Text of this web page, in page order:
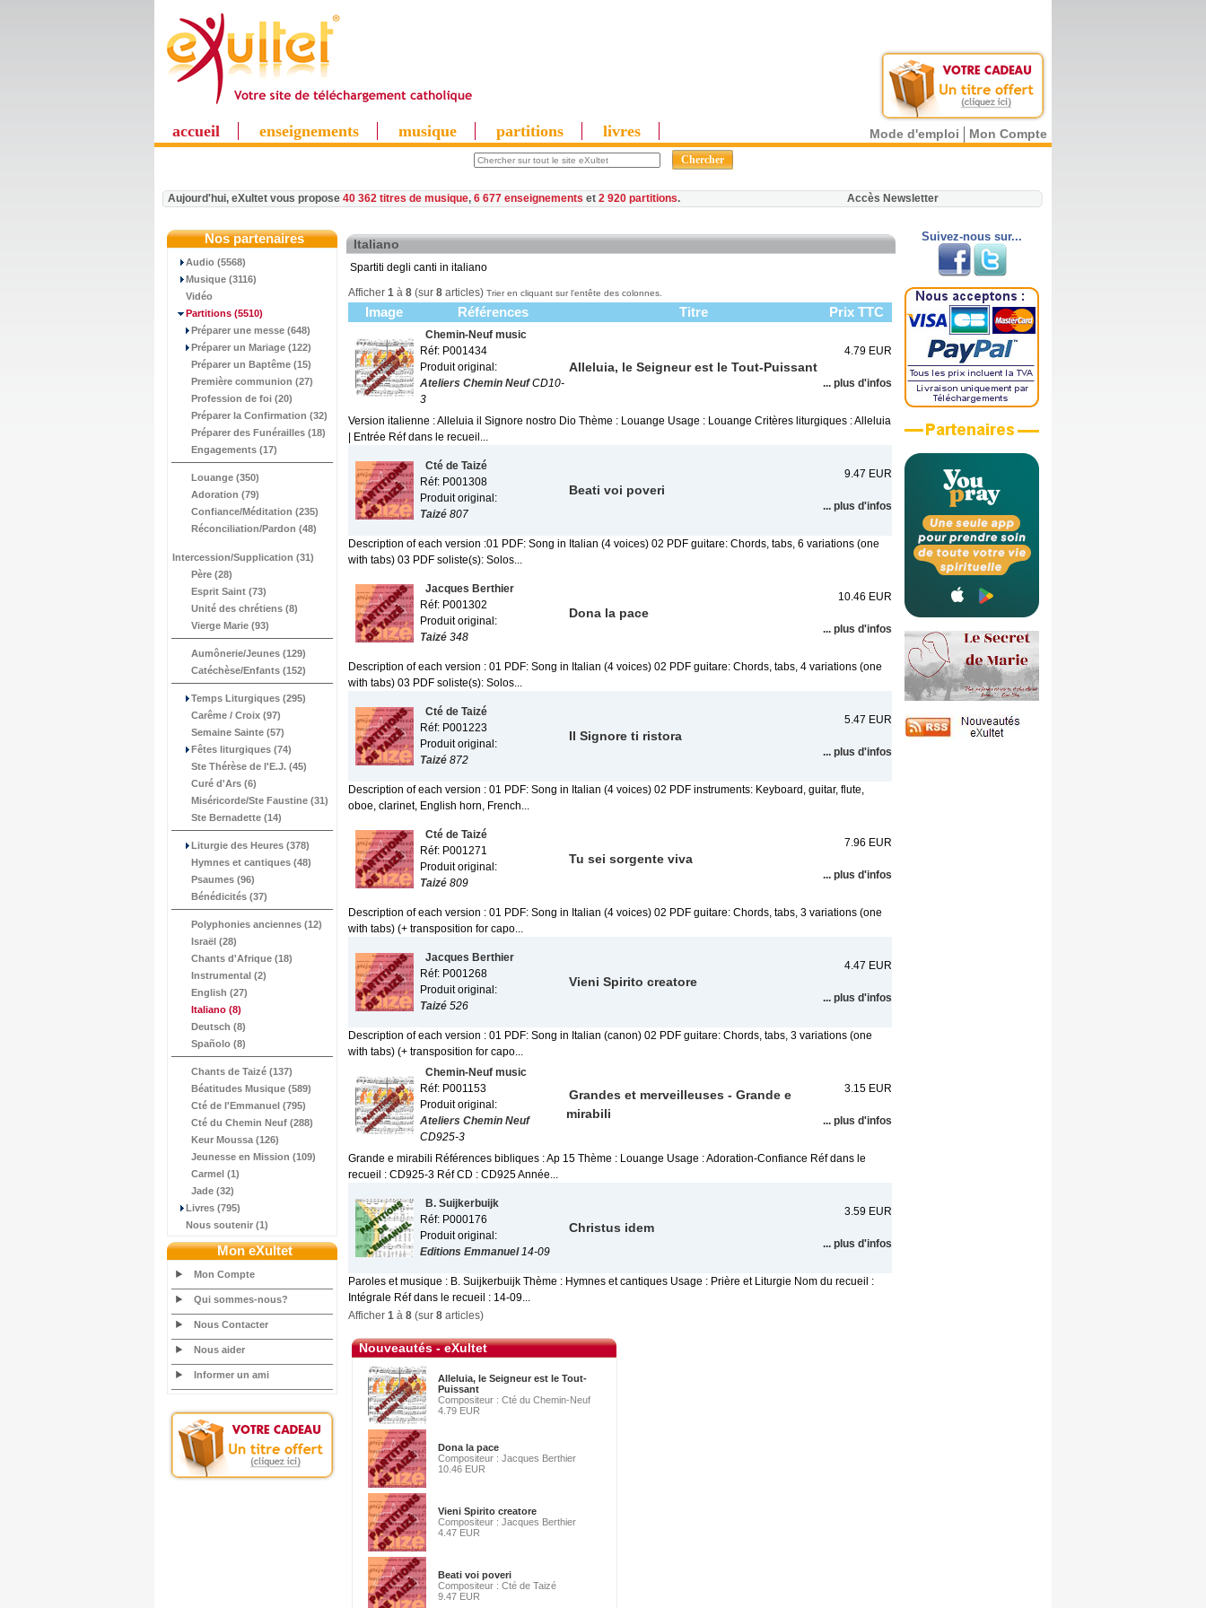
accueil enseignements musique partitions livres Mode d'emploi Mon Compte
Aujourd'hui, eXultet vous propose 40 362 titres de musique, 6 677 enseignements et 2 920 partitions. Accès Newsletter
Nos partenaires
Audio (5568)
Musique (3116)
Vidéo
Partitions (5510)
Préparer une messe (648)
Préparer un Mariage (122)
Préparer un Baptême (15)
Première communion (27)
Profession de foi (20)
Préparer la Confirmation (32)
Préparer des Funérailles (18)
Engagements (17)
Louange (350)
Adoration (79)
Confiance/Méditation (235)
Réconciliation/Pardon (48)
Intercession/Supplication (31)
Père (28)
Esprit Saint (73)
Unité des chrétiens (8)
Vierge Marie (93)
Aumônerie/Jeunes (129)
Catéchèse/Enfants (152)
Temps Liturgiques (295)
Carême / Croix (97)
Semaine Sainte (57)
Fêtes liturgiques (74)
Ste Thérèse de l'E.J. (45)
Curé d'Ars (6)
Miséricorde/Ste Faustine (31)
Ste Bernadette (14)
Liturgie des Heures (378)
Hymnes et cantiques (48)
Psaumes (96)
Bénédicités (37)
Polyphonies anciennes (12)
Israël (28)
Chants d'Afrique (18)
Instrumental (2)
English (27)
Italiano (8)
Deutsch (8)
Spañolo (8)
Chants de Taizé (137)
Béatitudes Musique (589)
Cté de l'Emmanuel (795)
Cté du Chemin Neuf (288)
Keur Moussa (126)
Jeunesse en Mission (109)
Carmel (1)
Jade (32)
Livres (795)
Nous soutenir (1)
Mon eXultet
Mon Compte
Qui sommes-nous?
Nous Contacter
Nous aider
Informer un ami
Italiano
Spartiti degli canti in italiano
Afficher 1 à 8 (sur 8 articles) Trier en cliquant sur l'entête des colonnes.
Image Références Titre Prix TTC
Chemin-Neuf music
Réf: P001434
Produit original:
Ateliers Chemin NeufCD10-
3
Alleluia, le Seigneur est le Tout-Puissant
4.79 EUR
... plus d'infos
Version italienne : Alleluia il Signore nostro Dio Thème : Louange Usage : Louange Critères liturgiques : Alleluia
| Entrée Réf dans le recueil...
Cté de Taizé
Réf: P001308
Produit original:
Taizé 807
Beati voi poveri
9.47 EUR
... plus d'infos
Description of each version :01 PDF: Song in Italian (4 voices) 02 PDF guitare: Chords, tabs, 6 variations (one
with tabs) 03 PDF soliste(s): Solos...
Jacques Berthier
Réf: P001302
Produit original:
Taizé 348
Dona la pace
10.46 EUR
... plus d'infos
Description of each version : 01 PDF: Song in Italian (4 voices) 02 PDF guitare: Chords, tabs, 4 variations (one
with tabs) 03 PDF soliste(s): Solos...
Cté de Taizé
Réf: P001223
Produit original:
Taizé 872
Il Signore ti ristora
5.47 EUR
... plus d'infos
Description of each version : 01 PDF: Song in Italian (4 voices) 02 PDF instruments: Keyboard, guitar, flute,
oboe, clarinet, English horn, French...
Cté de Taizé
Réf: P001271
Produit original:
Taizé 809
Tu sei sorgente viva
7.96 EUR
... plus d'infos
Description of each version : 01 PDF: Song in Italian (4 voices) 02 PDF guitare: Chords, tabs, 3 variations (one
with tabs) (+ transposition for capo...
Jacques Berthier
Réf: P001268
Produit original:
Taizé 526
Vieni Spirito creatore
4.47 EUR
... plus d'infos
Description of each version : 01 PDF: Song in Italian (canon) 02 PDF guitare: Chords, tabs, 3 variations (one
with tabs) (+ transposition for capo...
Chemin-Neuf music
Réf: P001153
Produit original:
Ateliers Chemin Neuf
CD925-3
Grandes et merveilleuses - Grande e
mirabili
3.15 EUR
... plus d'infos
Grande e mirabili Références bibliques : Ap 15 Thème : Louange Usage : Adoration-Confiance Réf dans le
recueil : CD925-3 Réf CD : CD925 Année...
B. Suijkerbuijk
Réf: P000176
Produit original:
Editions Emmanuel14-09
Christus idem
3.59 EUR
... plus d'infos
Paroles et musique : B. Suijkerbuijk Thème : Hymnes et cantiques Usage : Prière et Liturgie Nom du recueil :
Intégrale Réf dans le recueil : 14-09...
Afficher 1 à 8 (sur 8 articles)
Nouveautés - eXultet
Alleluia, le Seigneur est le Tout-
Puissant
Compositeur : Cté du Chemin-Neuf
4.79 EUR
Dona la pace
Compositeur : Jacques Berthier
10.46 EUR
Vieni Spirito creatore
Compositeur : Jacques Berthier
4.47 EUR
Beati voi poveri
Compositeur : Cté de Taizé
9.47 EUR
Suivez-nous sur...